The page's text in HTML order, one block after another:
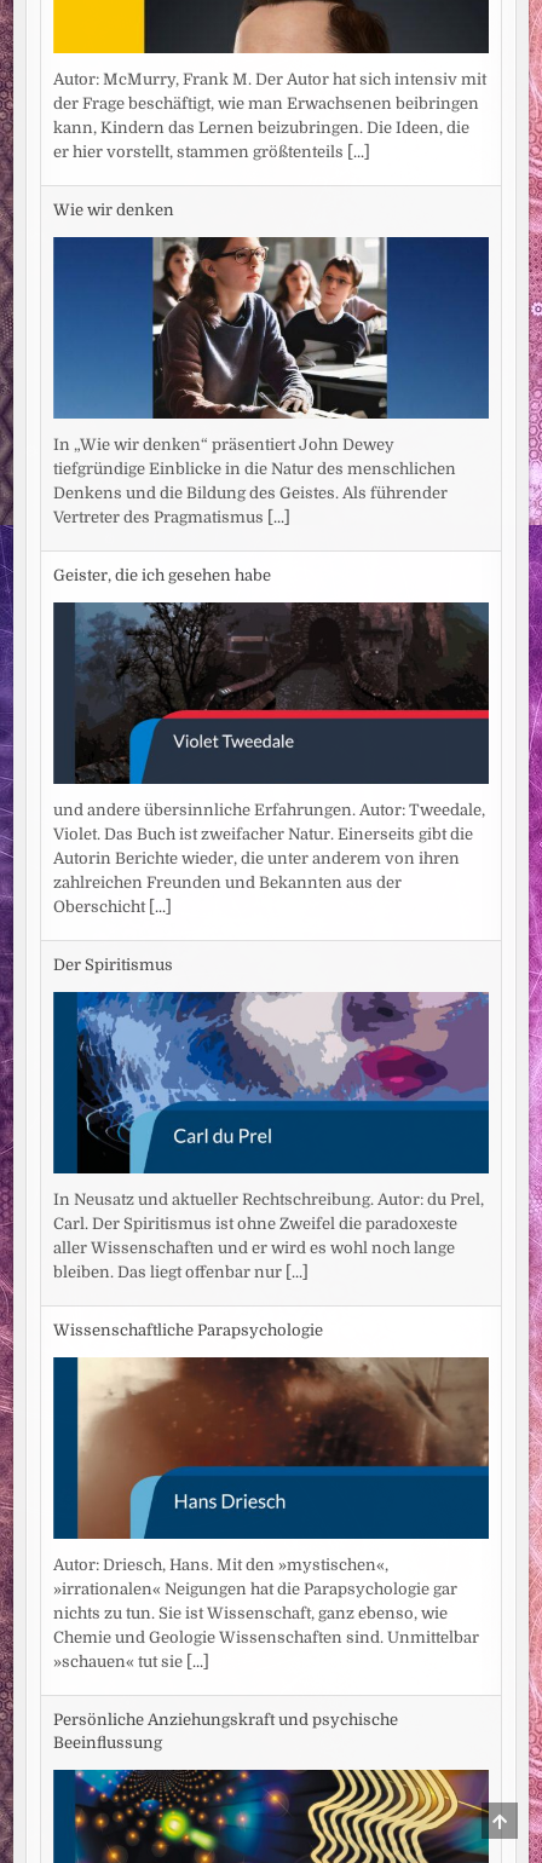
Autor: McMurry, Frank M. Der Autor hat sich intensiv mit
der Frage beschäftigt, wie man Erwachsenen beibringen
kann, Kindern das Lernen beizubringen. Die Ideen, die
er hier vorstellt, stammen größtenteils [...]
Wie wir denken
In „Wie wir denken“ präsentiert John Dewey
tiefgründige Einblicke in die Natur des menschlichen
Denkens und die Bildung des Geistes. Als führender
Vertreter des Pragmatismus [...]
Geister, die ich gesehen habe
und andere übersinnliche Erfahrungen. Autor: Tweedale,
Violet. Das Buch ist zweifacher Natur. Einerseits gibt die
Autorin Berichte wieder, die unter anderem von ihren
zahlreichen Freunden und Bekannten aus der
Oberschicht [...]
Der Spiritismus
In Neusatz und aktueller Rechtschreibung. Autor: du Prel,
Carl. Der Spiritismus ist ohne Zweifel die paradoxeste
aller Wissenschaften und er wird es wohl noch lange
bleiben. Das liegt offenbar nur [...]
Wissenschaftliche Parapsychologie
Autor: Driesch, Hans. Mit den »mystischen«,
»irrationalen« Neigungen hat die Parapsychologie gar
nichts zu tun. Sie ist Wissenschaft, ganz ebenso, wie
Chemie und Geologie Wissenschaften sind. Unmittelbar
»schauen« tut sie [...]
Persönliche Anziehungskraft und psychische
Beeinflussung
TO
TOP